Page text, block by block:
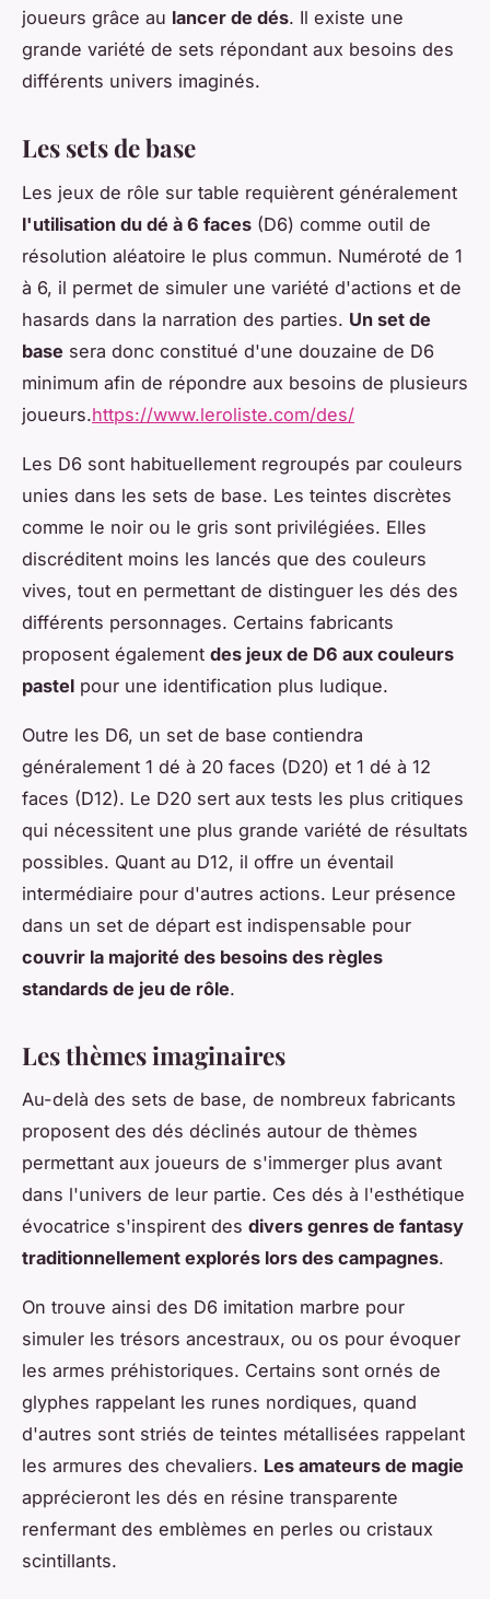
joueurs grâce au lancer de dés. Il existe une
grande variété de sets répondant aux besoins des
différents univers imaginés.
Les sets de base
Les jeux de rôle sur table requièrent généralement
l'utilisation du dé à 6 faces (D6) comme outil de
résolution aléatoire le plus commun. Numéroté de 1
à 6, il permet de simuler une variété d'actions et de
hasards dans la narration des parties. Un set de
base sera donc constitué d'une douzaine de D6
minimum afin de répondre aux besoins de plusieurs
joueurs.https://www.leroliste.com/des/
Les D6 sont habituellement regroupés par couleurs
unies dans les sets de base. Les teintes discrètes
comme le noir ou le gris sont privilégiées. Elles
discréditent moins les lancés que des couleurs
vives, tout en permettant de distinguer les dés des
différents personnages. Certains fabricants
proposent également des jeux de D6 aux couleurs
pastel pour une identification plus ludique.
Outre les D6, un set de base contiendra
généralement 1 dé à 20 faces (D20) et 1 dé à 12
faces (D12). Le D20 sert aux tests les plus critiques
qui nécessitent une plus grande variété de résultats
possibles. Quant au D12, il offre un éventail
intermédiaire pour d'autres actions. Leur présence
dans un set de départ est indispensable pour
couvrir la majorité des besoins des règles
standards de jeu de rôle.
Les thèmes imaginaires
Au-delà des sets de base, de nombreux fabricants
proposent des dés déclinés autour de thèmes
permettant aux joueurs de s'immerger plus avant
dans l'univers de leur partie. Ces dés à l'esthétique
évocatrice s'inspirent des divers genres de fantasy
traditionnellement explorés lors des campagnes.
On trouve ainsi des D6 imitation marbre pour
simuler les trésors ancestraux, ou os pour évoquer
les armes préhistoriques. Certains sont ornés de
glyphes rappelant les runes nordiques, quand
d'autres sont striés de teintes métallisées rappelant
les armures des chevaliers. Les amateurs de magie
apprécieront les dés en résine transparente
renfermant des emblèmes en perles ou cristaux
scintillants.